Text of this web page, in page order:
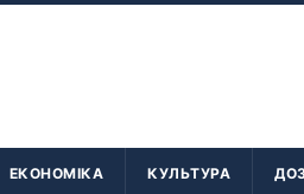
ЕКОНОМІКА КУЛЬТУРА